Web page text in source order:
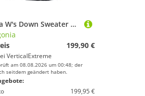
Patagonia W's Down Sweater Vest - Daunenweste
199,90 €
VerticalExtreme
am 08.08.2026 um 00:48; der
seitdem geändert haben.
199,95 €